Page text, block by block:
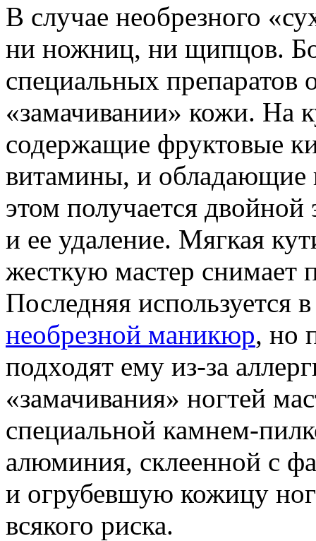
В случае необрезного
ни ножниц, ни щипцов.
специальных препаратов
«замачивании» кожи. На
содержащие фруктовые
витамины, и обладающие
этом получается
и ее удаление. Мягкая
жесткую мастер снимает
Последняя используется
необрезной маникюр, но
подходят ему из-за
«замачивания» ногтей
специальной камнем-
алюминия, склеенной с
и огрубевшую кожицу
всякого риска.